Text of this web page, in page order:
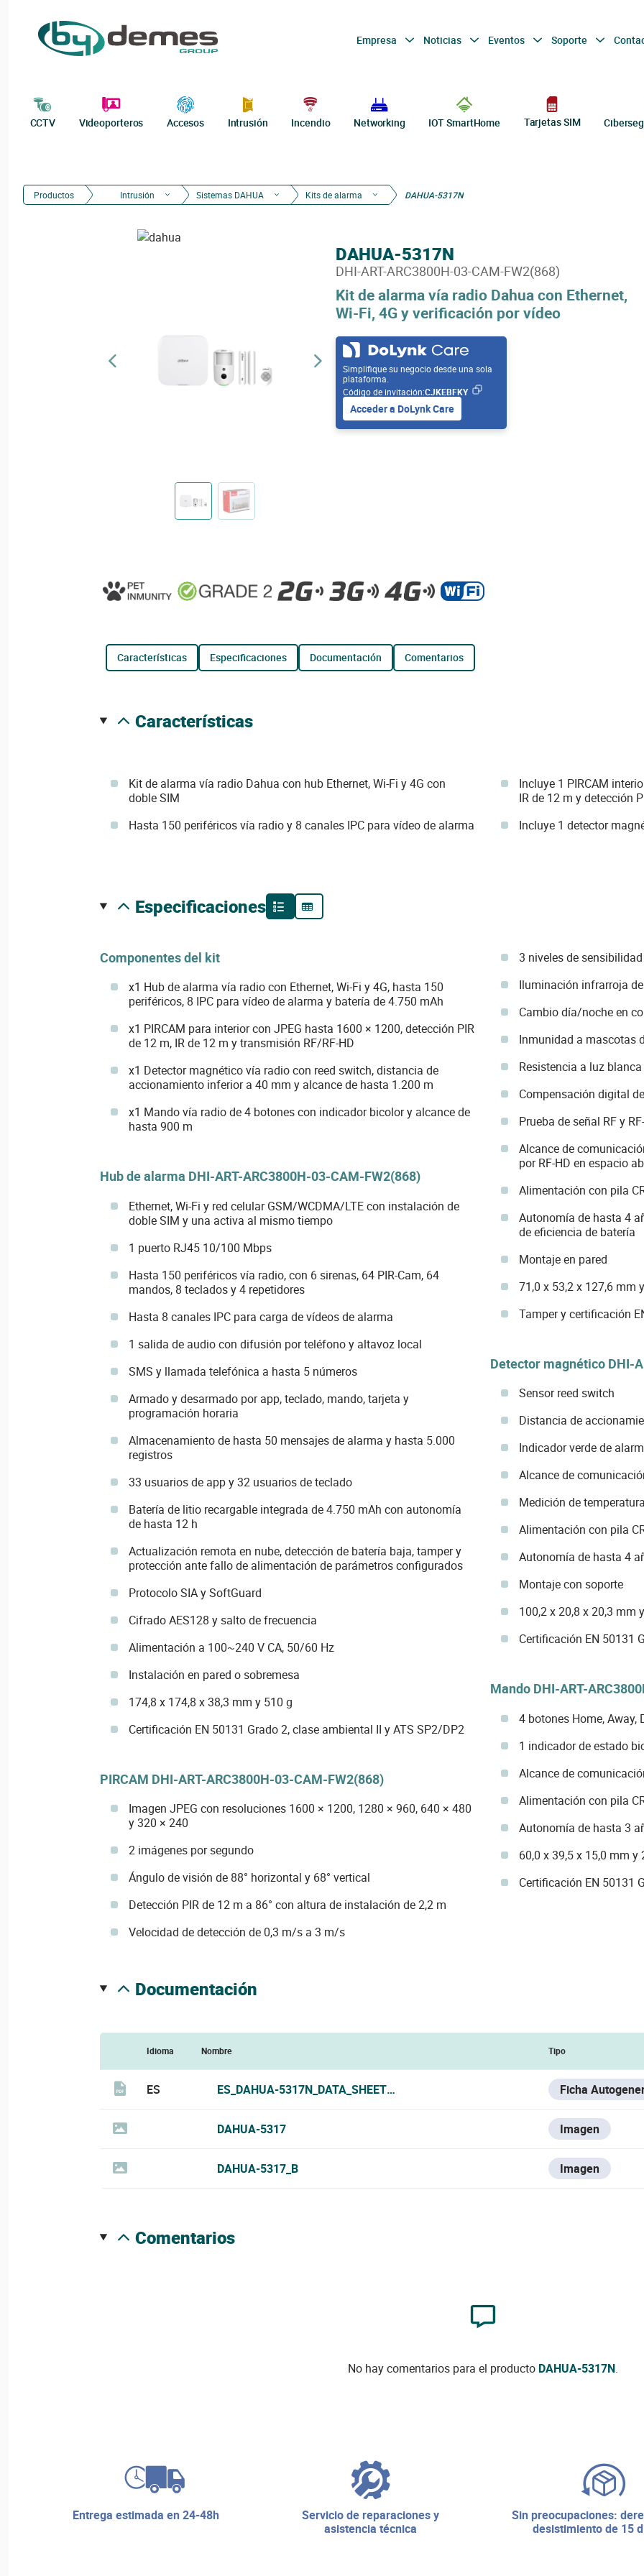
Empresa Noticias Eventos Soporte
CCTV Videoporteros Accesos Intrusión Incendio Networking IOT SmartHome Tarjetas SIM
Productos Intrusión Sistemas DAHUA Kits de alarma DAHUA-5317N
Kit de alarma vía radio Dahua con Ethernet,
Wi-Fi, 4G y verificación por vídeo
DAHUA-5317N
DHI-ART-ARC3800H-03-CAM-FW2(868)
Simplifique su negocio desde una sola
plataforma.
Código de invitación:CJKEBFKY
Acceder a DoLynk Care
características especificaciones documentación comentarios
características
Kit de alarma vía radio Dahua con hub Ethernet, Wi-Fi y 4G con
doble SIM
Hasta 150 periféricos vía radio y 8 canales IPC para vídeo de alarma
Incluye 1 PIRCAM
IR de 12 m y detección
Incluye 1 detector
especificaciones
Componentes del kit
x1 Hub de alarma vía radio con Ethernet, Wi-Fi y 4G, hasta 150
periféricos, 8 IPC para vídeo de alarma y batería de 4.750 mAh
x1 PIRCAM para interior con JPEG hasta 1600 × 1200, detección PIR
de 12 m, IR de 12 m y transmisión RF/RF-HD
x1 Detector magnético vía radio con reed switch, distancia de
accionamiento inferior a 40 mm y alcance de hasta 1.200 m
x1 Mando vía radio de 4 botones con indicador bicolor y alcance de
hasta 900 m
Hub de alarma DHI-ART-ARC3800H-03-CAM-FW2(868)
Ethernet, Wi-Fi y red celular GSM/WCDMA/LTE con instalación de
doble SIM y una activa al mismo tiempo
1 puerto RJ45 10/100 Mbps
Hasta 150 periféricos vía radio, con 6 sirenas, 64 PIR-Cam, 64
mandos, 8 teclados y 4 repetidores
Hasta 8 canales IPC para carga de vídeos de alarma
1 salida de audio con difusión por teléfono y altavoz local
SMS y llamada telefónica a hasta 5 números
Armado y desarmado por app, teclado, mando, tarjeta y
programación horaria
Almacenamiento de hasta 50 mensajes de alarma y hasta 5.000
registros
33 usuarios de app y 32 usuarios de teclado
Batería de litio recargable integrada de 4.750 mAh con autonomía
de hasta 12 h
Actualización remota en nube, detección de batería baja, tamper y
protección ante fallo de alimentación de parámetros configurados
Protocolo SIA y SoftGuard
Cifrado AES128 y salto de frecuencia
Alimentación a 100~240 V CA, 50/60 Hz
Instalación en pared o sobremesa
174,8 x 174,8 x 38,3 mm y 510 g
Certificación EN 50131 Grado 2, clase ambiental II y ATS SP2/DP2
PIRCAM DHI-ART-ARC3800H-03-CAM-FW2(868)
Imagen JPEG con resoluciones 1600 × 1200, 1280 × 960, 640 × 480
y 320 × 240
2 imágenes por segundo
Ángulo de visión de 88° horizontal y 68° vertical
Detección PIR de 12 m a 86° con altura de instalación de 2,2 m
Velocidad de detección de 0,3 m/s a 3 m/s
3 niveles de
Iluminación infrarroja
Cambio día/noche en
Inmunidad a mascotas
Resistencia a luz
Compensación digital
Prueba de señal RF y
Alcance de
por RF-HD en espacio
Alimentación con pila
Autonomía de hasta 4
de eficiencia de batería
Montaje en pared
71,0 x 53,2 x 127,6 mm
Tamper y certificación
Detector magnético DHI-
Sensor reed switch
Distancia de
Indicador verde de
Alcance de
Medición de
Alimentación con pila
Autonomía de hasta 4
Montaje con soporte
100,2 x 20,8 x 20,3 mm
Certificación EN 50131
Mando DHI-ART-
4 botones Home, Away,
1 indicador de estado
Alcance de
Alimentación con pila
Autonomía de hasta 3
60,0 x 39,5 x 15,0 mm y
Certificación EN 50131
documentación
Idioma Nombre Tipo
ES ES_DAHUA-5317N_DATA_SHEET.PDF Ficha
DAHUA-5317 Imagen
DAHUA-5317_B Imagen
comentarios
No hay comentarios para el producto DAHUA-5317N.
entrega estimada en 24-48h
servicio de reparaciones y
asistencia técnica
sin preocupaciones: derecho de
desistimiento de 15